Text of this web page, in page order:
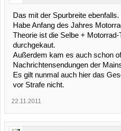
Das mit der Spurbreite ebenfalls.
Habe Anfang des Jahres
Theorie ist die Selbe +
durchgekaut.
Außerdem kam es auch schon
Nachrichtensendungen der
Es gilt nunmal auch hier das
vor Strafe nicht.
22.11.2011